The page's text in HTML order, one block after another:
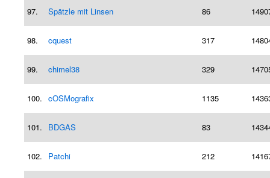
97. Spätzle mit Linsen 86
98. cquest 317
99. chimel38 329
100. cOSMografix 1135
101. BDGAS 83
102. Patchi 212